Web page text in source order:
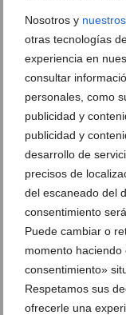
Nosotros y
otras tecnologías
experiencia en
consultar
personales, como
publicidad y
publicidad y
desarrollo de
precisos de
del escaneado del
consentimiento
Puede cambiar o
momento
consentimiento»
Respetamos sus
ofrecerle una
Este verano
alcanzar tus
26 de junio de 2026